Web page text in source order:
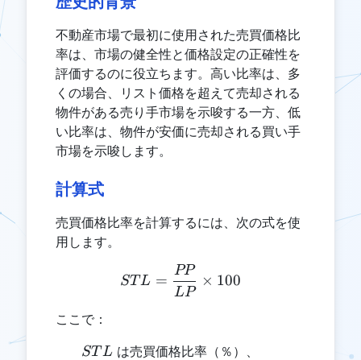
不動産市場で最初に使用された売買価格比
率は、市場の健全性と価格設定の正確性を
評価するのに役立ちます。高い比率は、多
くの場合、リスト価格を超えて売却される
物件がある売り手市場を示唆する一方、低
い比率は、物件が安価に売却される買い手
市場を示唆します。
計算式
売買価格比率を計算するには、次の式を使
用します。
STL = \frac{PP}{LP}
ST L =
LP
PP
× 100
ここで：
STL
ST Lは売買価格比率（％）、